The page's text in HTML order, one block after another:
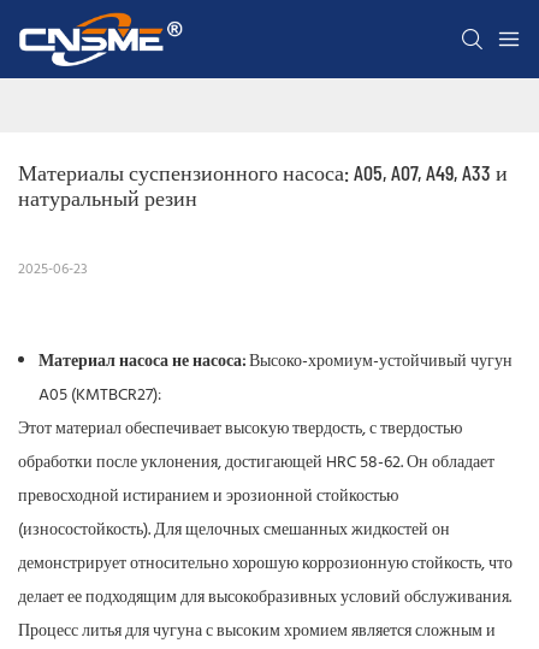
Материалы суспензионного насоса: A05, A07, A49, A33 и
натуральный резин
2025-06-23
Материал насоса не насоса:Высоко-хромиум-устойчивый чугун
A05 (KMTBCR27):
Этот материал обеспечивает высокую твердость, с твердостью
обработки после уклонения, достигающей HRC 58-62. Он обладает
превосходной истиранием и эрозионной стойкостью
(износостойкость). Для щелочных смешанных жидкостей он
демонстрирует относительно хорошую коррозионную стойкость, что
делает ее подходящим для высокобразивных условий обслуживания.
Процесс литья для чугуна с высоким хромием является сложным и